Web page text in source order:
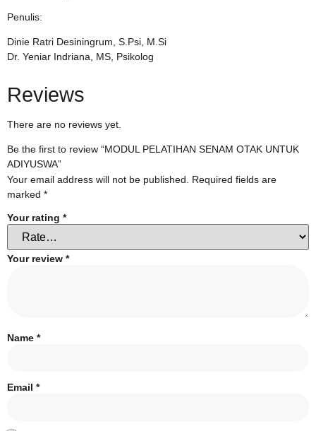
Penulis:
Dinie Ratri Desiningrum, S.Psi, M.Si
Dr. Yeniar Indriana, MS, Psikolog
Reviews
There are no reviews yet.
Be the first to review “MODUL PELATIHAN SENAM OTAK UNTUK
ADIYUSWA”
Your email address will not be published. Required fields are
marked *
Your rating *
Your review *
Name *
Email *